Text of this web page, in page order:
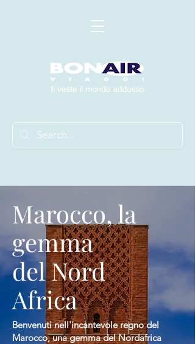
Marocco, la
gemma
del Nord
Africa
Benvenuti nell'incantevole regno del
Marocco, una gemma del Nordafrica